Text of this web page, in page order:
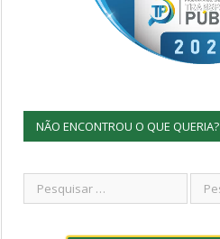
NÃO ENCONTROU O QUE QUERIA?